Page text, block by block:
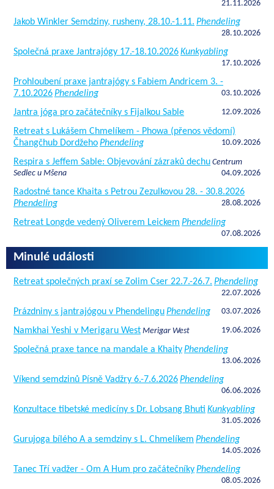
21.11.2026
Jakob Winkler Semdziny, rusheny, 28.10.-1.11. Phendeling
28.10.2026
Společná praxe Jantrajógy 17.-18.10.2026Kunkyabling
17.10.2026
Prohloubení praxe jantrajógy s Fabiem Andricem 3. -
7.10.2026Phendeling 03.10.2026
Jantra jóga pro začátečníky s Fijalkou Sable 12.09.2026
Retreat s Lukášem Chmelíkem - Phowa (přenos vědomí)
Čhangčhub DordžehoPhendeling 10.09.2026
Respira s Jeffem Sable: Objevování zázraků dechu Centrum
Sedlec u Mšena
04.09.2026
Radostné tance Khaita s Petrou Zezulkovou 28. - 30.8.2026
Phendeling
28.08.2026
Retreat Longde vedený Oliverem Leickem Phendeling
07.08.2026
Minulé události
Retreat společných praxí se Zolim Cser 22.7.-26.7. Phendeling
22.07.2026
Prázdniny s jantrajógou v PhendelinguPhendeling 03.07.2026
Namkhai Yeshi v Merigaru West Merigar West 19.06.2026
Společná praxe tance na mandale a KhaityPhendeling
13.06.2026
Víkend semdzinů Písně Vadžry 6.-7.6.2026Phendeling
06.06.2026
Konzultace tibetské medicíny s Dr. Lobsang Bhuti Kunkyabling
31.05.2026
Gurujoga bílého A a semdziny s L. Chmelíkem Phendeling
14.05.2026
Tanec Tří vadžer - Om A Hum pro začátečníkyPhendeling
08.05.2026